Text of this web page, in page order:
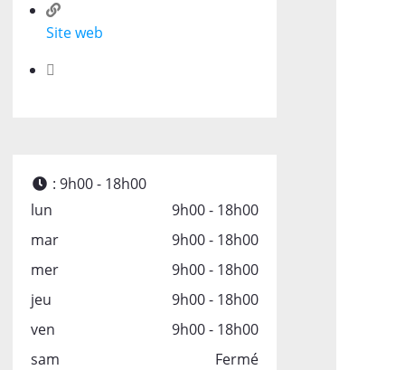
Site web
: 9h00 - 18h00
lun
9h00 - 18h00
mar
9h00 - 18h00
mer
9h00 - 18h00
jeu
9h00 - 18h00
ven
9h00 - 18h00
sam
Fermé